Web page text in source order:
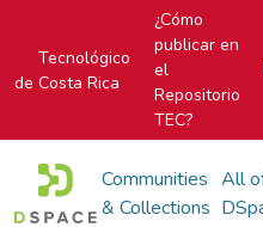
Tecnológico
de Costa Rica
¿Cómo
publicar en
el
Repositorio
TEC?
Communities
& Collections
All